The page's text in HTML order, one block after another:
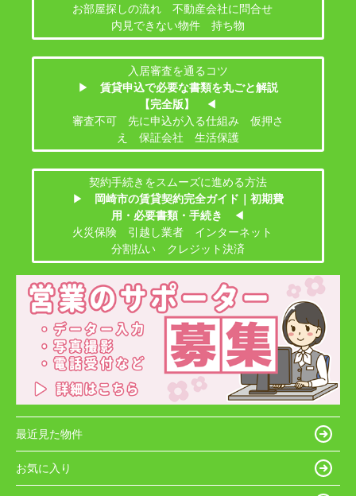
お部屋探しの流れ 不動産会社に問合せ
内見できない物件 持ち物
入居審査を通るコツ
▶
賃貸申込で必要な書類を丸ごと解説
【完全版】
◀
審査不可 先に申込が入る仕組み 仮押さ
え 保証会社 生活保護
契約手続きをスムーズに進める方法
▶
岡崎市の賃貸契約完全ガイド｜初期費
用・必要書類・手続き
◀
火災保険 引越し業者 インターネット
分割払い クレジット決済
最近見た物件
お気に入り